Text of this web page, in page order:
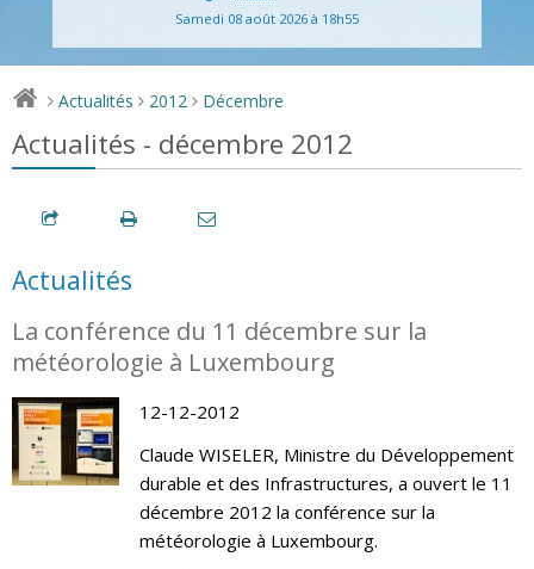
Samedi 08 août 2026 à 18h55
> Actualités > 2012 > Décembre
Actualités - décembre 2012
Actualités
La conférence du 11 décembre sur la
météorologie à Luxembourg
12-12-2012
Claude WISELER, Ministre du Développement
durable et des Infrastructures, a ouvert le 11
décembre 2012 la conférence sur la
météorologie à Luxembourg.